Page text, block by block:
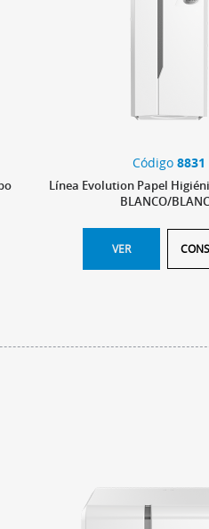
Código 8831
Línea Evolution Papel
BLANCO/
VER